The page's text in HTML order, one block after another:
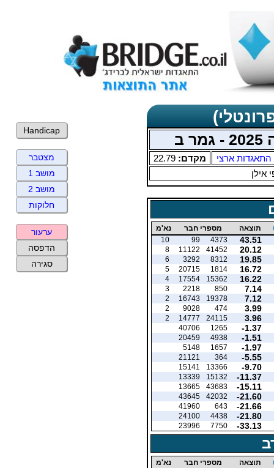
ב
התאגדות ארצי מקדם: 22.79
אילן
תוצאה מספרי חבר נא'מ
43.51
4373
99
10
20.12
41452
11122
8
19.85
8312
3292
6
16.72
1814
20715
5
16.22
15362
17554
4
7.14
850
2218
3
7.12
19378
16743
2
3.99
474
9028
2
3.96
24115
14777
2
-1.37
1265
40706
-1.51
4938
20459
-1.97
1657
5148
-5.55
364
21121
-9.70
13366
15141
-11.37
15132
13339
-15.11
43683
13665
-21.60
42032
43645
-21.66
643
41960
-21.80
4438
24100
-33.13
7750
23996
תוצאה מספרי חבר נא'מ
Handicap
מצטבר
מושב 1
מושב 2
חלוקות
ערעור
הדפסה
סגירה